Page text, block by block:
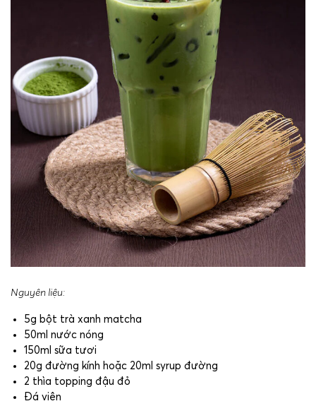
Nguyên liệu:
5g bột trà xanh matcha
50ml nước nóng
150ml sữa tươi
20g đường kính hoặc 20ml syrup đường
2 thìa topping đậu đỏ
Đá viên